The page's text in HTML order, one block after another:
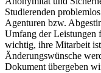
Studierenden
Agenturen bzw.
Umfang der Leistungen
wichtig, ihre Mitarbeit
Änderungswünsche
Dokument übergeben